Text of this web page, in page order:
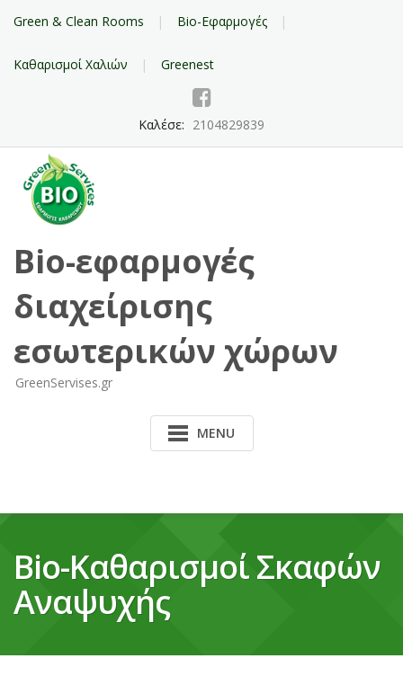
Green & Clean Rooms Bio-Εφαρμογές
Καθαρισμοί Χαλιών Greenest
Καλέσε: 2104829839
Bio-εφαρμογές
διαχείρισης
εσωτερικών χώρων
GreenServises.gr
MENU
Bio-Καθαρισμοί Σκαφών
Αναψυχής